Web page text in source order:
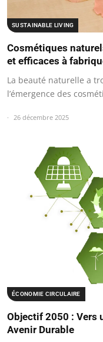
SUSTAINABLE LIVING
Cosmétiques
et efficaces à
La beauté naturelle a
l’émergence des
26 décembre 2025
ÉCONOMIE CIRCULAIRE
Objectif 2050 : Vers
Avenir Durable